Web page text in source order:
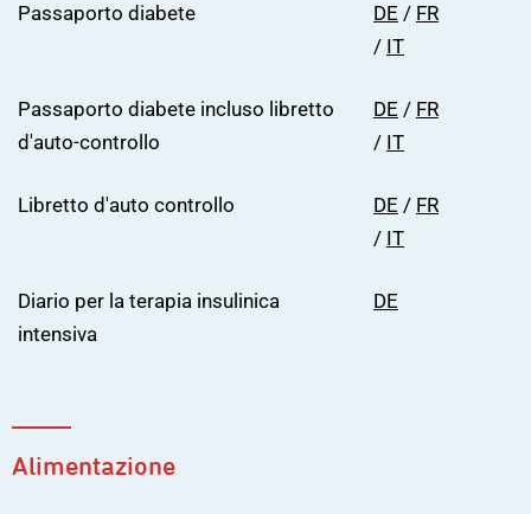
Passaporto diabete DE / FR
/ IT
Passaporto diabete incluso libretto
d'auto-controllo
DE / FR
/ IT
Libretto d'auto controllo DE / FR
/ IT
Diario per la terapia insulinica
intensiva
DE
Alimentazione